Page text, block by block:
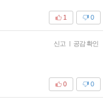
0
1
신고 | 공감 확인
0
0